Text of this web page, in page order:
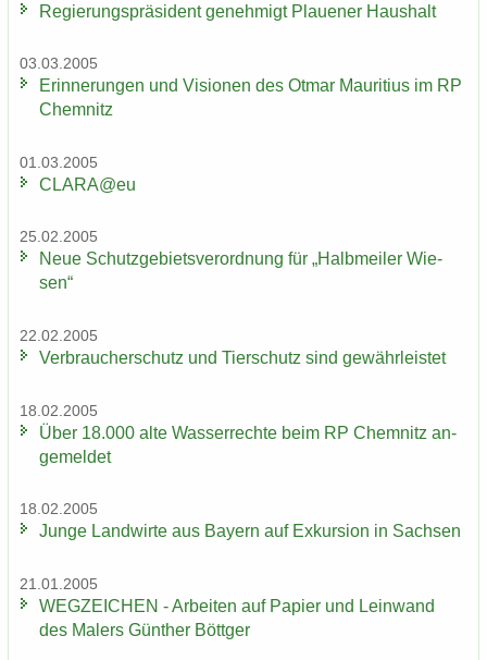
Re­gie­rungs­prä­si­dent ge­neh­migt Plaue­ner Haus­halt
03.03.2005
Er­in­ne­run­gen und Vi­sio­nen des Otmar Mau­ri­ti­us im RP
Chem­nitz
01.03.2005
CLARA@eu
25.02.2005
Neue Schutz­ge­biets­ver­ord­nung für „Halb­mei­ler Wie­
sen“
22.02.2005
Ver­brau­cher­schutz und Tier­schutz sind ge­währ­leis­tet
18.02.2005
Über 18.000 alte Was­ser­rech­te beim RP Chem­nitz an­
ge­mel­det
18.02.2005
Junge Land­wir­te aus Bay­ern auf Ex­kur­si­on in Sach­sen
21.01.2005
WEG­ZEI­CHEN - Ar­bei­ten auf Pa­pier und Lein­wand
des Ma­lers Gün­ther Bött­ger